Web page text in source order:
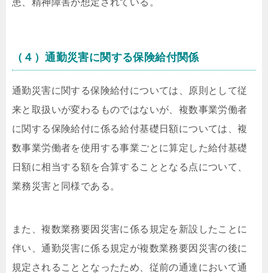
患、精神障害が想定されている。
（４）通勤災害に関する保険給付関係
通勤災害に関する保険給付については、原則として従
来と取扱いが変わるものではないが、複数事業労働者
に関する保険給付に係る給付基礎日額については、複
数事業労働者を使用する事業ごとに算定した給付基礎
日額に相当する額を合算することとなる点について、
業務災害と同様である。
また、複数業務要因災害に係る規定を新設したことに
伴い、通勤災害に係る規定が複数業務要因災害の後に
規定されることとなったため、従前の通達において通